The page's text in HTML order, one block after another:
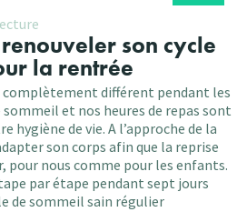
son cycle
la rentrée
différent pendant les
sommeil et nos heures de repas sont
hygiène de vie. A l’approche de la
son corps afin que la reprise
pour nous comme pour les enfants.
par étape pendant sept jours
de sommeil sain régulier